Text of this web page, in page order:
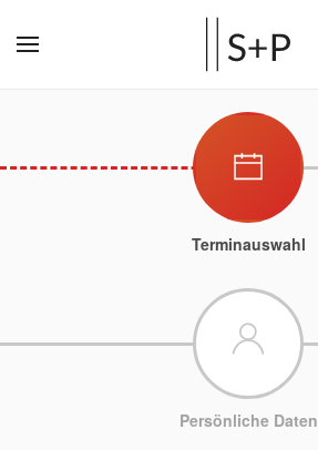
Terminauswahl
Persönliche Daten